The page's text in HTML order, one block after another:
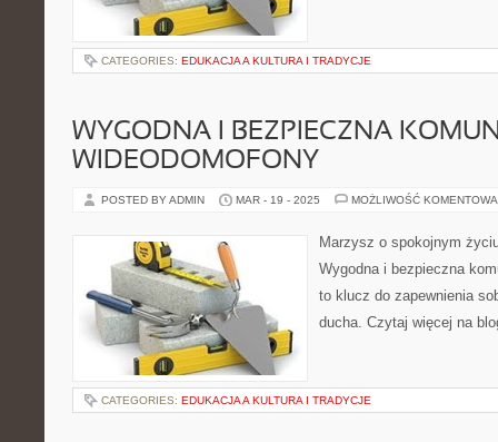
CATEGORIES: EDUKACJA A KULTURA I TRADYCJE
WYGODNA I BEZPIECZNA
WIDEODOMOFONY
POSTED BY ADMIN MAR - 19 - 2025 MOŻLIWOŚĆ
Marzysz o spokojnym
Wygodna i bezpieczna
to klucz do zapewnienia
ducha. Czytaj więcej na
CATEGORIES: EDUKACJA A KULTURA I TRADYCJE